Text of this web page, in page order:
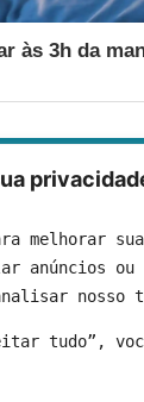
melhorar
anúncios ou
nosso
tudo”,
às 3h da